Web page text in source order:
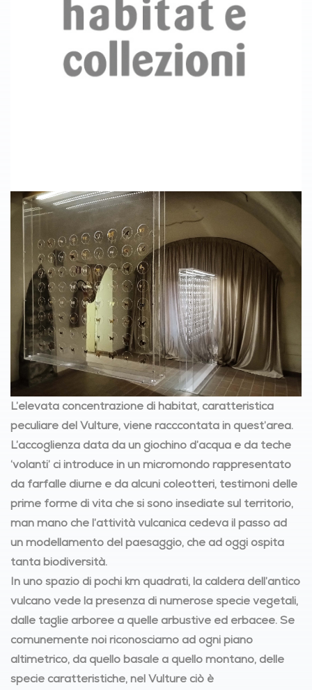
L’elevata concentrazione di habitat, caratteristica
peculiare del Vulture, viene racccontata in quest’area.
L’accoglienza data da un giochino d’acqua e da teche
‘volanti’ ci introduce in un micromondo rappresentato
da farfalle diurne e da alcuni coleotteri, testimoni delle
prime forme di vita che si sono insediate sul territorio,
man mano che l’attività vulcanica cedeva il passo ad
un modellamento del paesaggio, che ad oggi ospita
tanta biodiversità.
In uno spazio di pochi km quadrati, la caldera dell’antico
vulcano vede la presenza di numerose specie vegetali,
dalle taglie arboree a quelle arbustive ed erbacee. Se
comunemente noi riconosciamo ad ogni piano
altimetrico, da quello basale a quello montano, delle
specie caratteristiche, nel Vulture ciò è